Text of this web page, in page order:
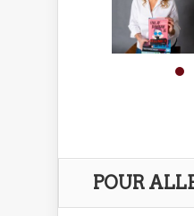
POUR